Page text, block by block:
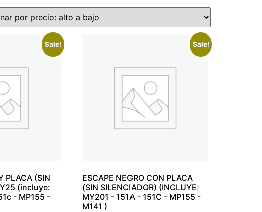
Sale!
PLACA (SIN
(incluye:
- MP155 -
Sale!
ESCAPE NEGRO CON PLACA
(SIN SILENCIADOR) (INCLUYE:
MY201 - 151A - 151C - MP155 -
M141 )